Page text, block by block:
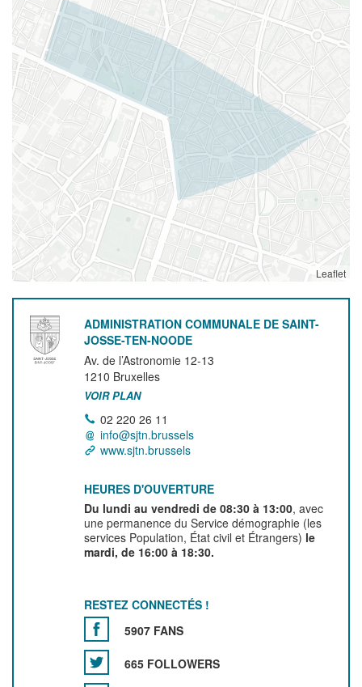
Leaflet
ADMINISTRATION COMMUNALE DE SAINT-
JOSSE-TEN-NOODE
Av. de l’Astronomie 12-13
1210 Bruxelles
VOIR PLAN
02 220 26 11
info@sjtn.brussels
www.sjtn.brussels
HEURES D'OUVERTURE
Du lundi au vendredi de 08:30 à 13:00, avec
une permanence du Service démographie (les
services Population, État civil et Étrangers) le
mardi, de 16:00 à 18:30.
RESTEZ CONNECTÉS !
5907 FANS
665 FOLLOWERS